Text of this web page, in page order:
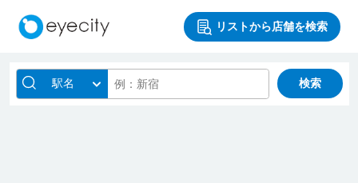
リストから店舗を検索
駅名 検索